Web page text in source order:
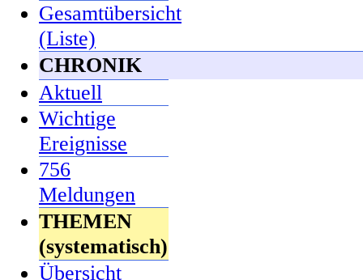
Gesamtübersicht
(Liste)
CHRONIK
Aktuell
Wichtige
Ereignisse
756
Meldungen
THEMEN
(systematisch)
Übersicht